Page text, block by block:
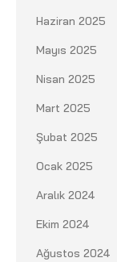
Haziran 2025
Mayıs 2025
Nisan 2025
Mart 2025
Şubat 2025
Ocak 2025
Aralık 2024
Ekim 2024
Ağustos 2024